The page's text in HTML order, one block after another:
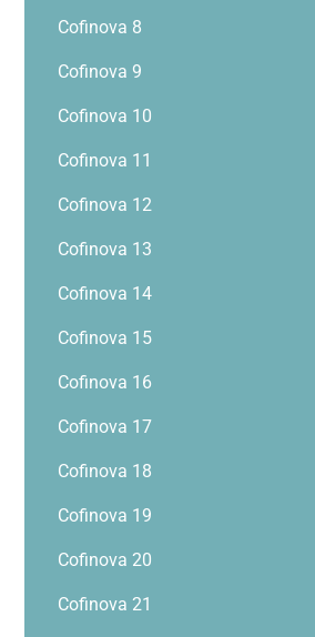
Cofinova 8
Cofinova 9
Cofinova 10
Cofinova 11
Cofinova 12
Cofinova 13
Cofinova 14
Cofinova 15
Cofinova 16
Cofinova 17
Cofinova 18
Cofinova 19
Cofinova 20
Cofinova 21